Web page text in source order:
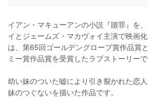
イアン・マキューアンの小説『贖罪』を
イとジェームズ・マカヴォイ主演で映画化
は、第65回ゴールデングローブ賞作品賞
ミー賞作品賞を受賞したラブストーリーで
幼い妹のついた嘘により引き裂かれた恋
妹のつぐないを描いた作品です。